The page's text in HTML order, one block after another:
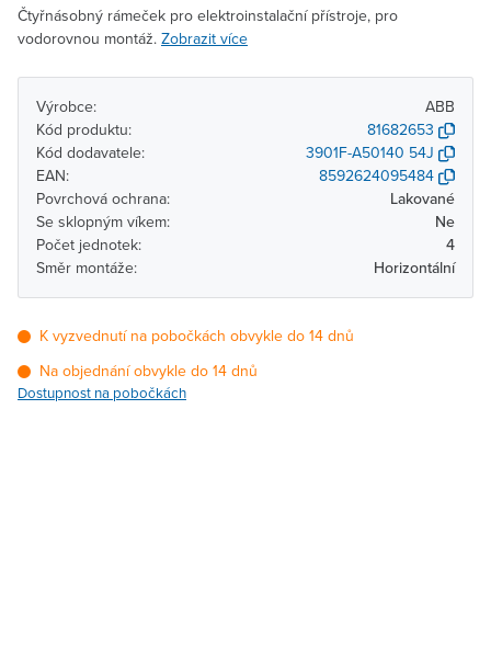
Čtyřnásobný rámeček pro elektroinstalační přístroje, pro
vodorovnou montáž. Zobrazit více
Výrobce:
ABB
Kód produktu:
81682653
Kód dodavatele:
3901F-A50140 54J
EAN:
8592624095484
Povrchová ochrana:
Lakované
Se sklopným víkem:
Ne
Počet jednotek:
4
Směr montáže:
Horizontální
K vyzvednutí na pobočkách obvykle do 14 dnů
Na objednání obvykle do 14 dnů
Dostupnost na pobočkách